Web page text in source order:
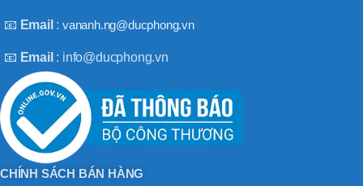
📧 Email :vananh.ng@ducphong.vn
📧 Email : info@ducphong.vn
CHÍNH SÁCH BÁN HÀNG